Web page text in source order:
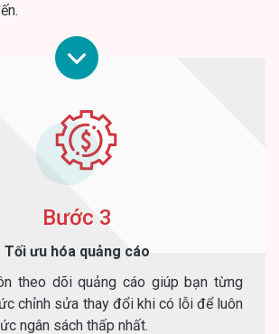
Bước 3
Tối ưu hóa quảng cáo
theo dõi quảng cáo giúp bạn từng
chỉnh sửa thay đổi khi có lỗi để luôn
ngân sách thấp nhất.